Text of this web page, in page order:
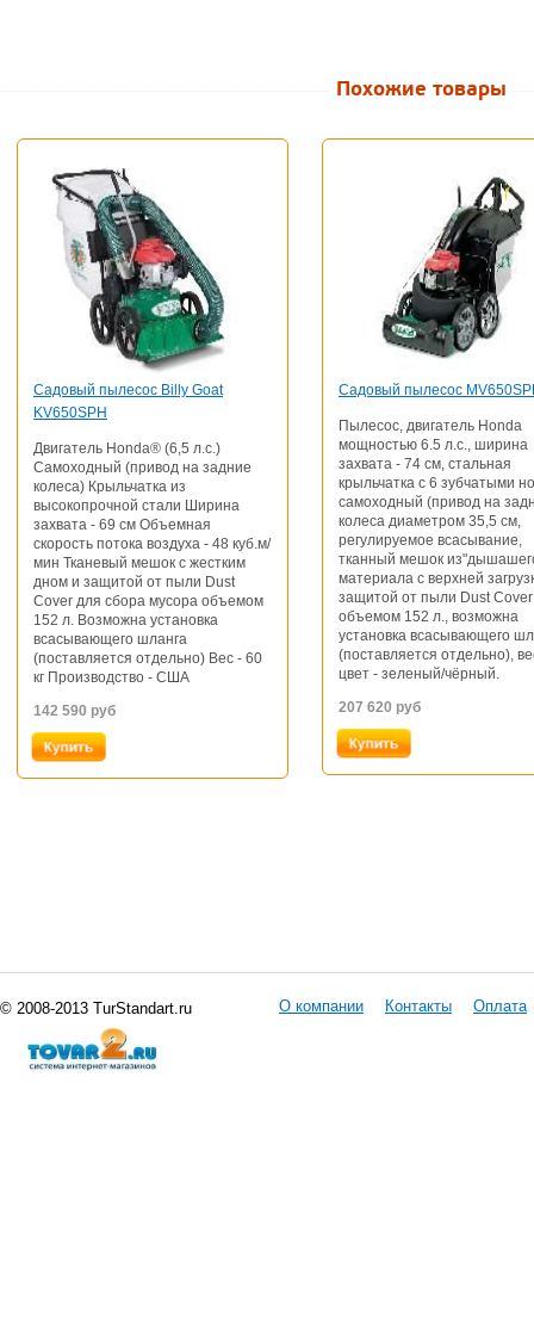
Похожие товары
Садовый пылесос Billy Goat
KV650SPH
Двигатель Honda® (6,5 л.с.)
Самоходный (привод на задние
колеса) Крыльчатка из
высокопрочной стали Ширина
захвата - 69 см Объемная
скорость потока воздуха - 48 куб.м/
мин Тканевый мешок с жестким
дном и защитой от пыли Dust
Cover для сбора мусора объемом
152 л. Возможна установка
всасывающего шланга
(поставляется отдельно) Вес - 60
кг Производство - США
142 590 руб
Садовый пылесос
Пылесос, двигатель Honda
мощностью 6.5 л.с., ширина
захвата - 74 см, стальная
крыльчатка с 6 зубчатыми
самоходный (привод на
колеса диаметром 35,5 см,
регулируемое всасывание,
тканный мешок
материала с верхней
защитой от пыли Dust Cover
объемом 152 л., возможна
установка всасывающего
(поставляется отдельно),
цвет - зеленый/чёрный.
207 620 руб
© 2008-2013 TurStandart.ru О компании Контакты Оплата